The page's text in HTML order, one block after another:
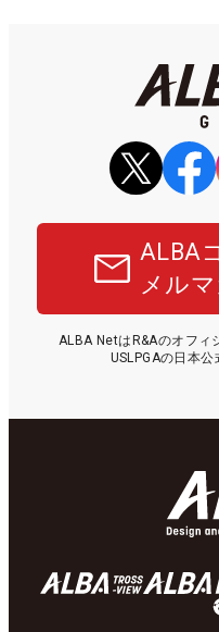
ALBA
メル
ALBA NetはR&Aのオフィ
USLPGAの日本公